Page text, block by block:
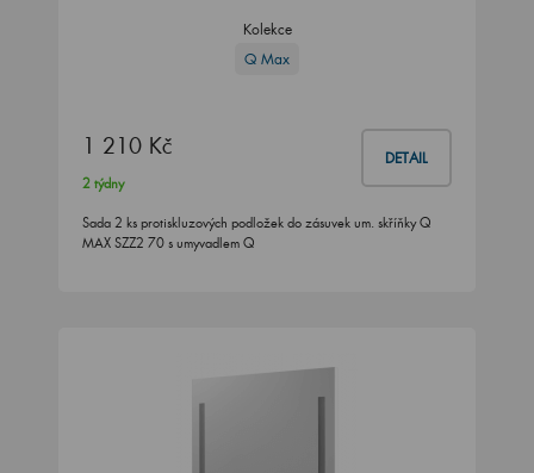
Kolekce
Q Max
1 210 Kč DETAIL
2 týdny
Sada 2 ks protiskluzových podložek do zásuvek um. skříňky Q
MAX SZZ2 70 s umyvadlem Q